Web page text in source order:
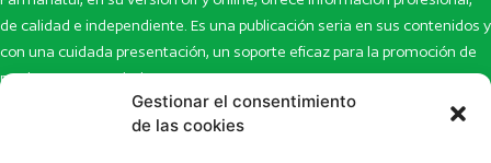
Gestionar el consentimiento
de las cookies
de calidad e independiente. Es una publicación seria en sus contenidos y
con una cuidada presentación, un soporte eficaz para la promoción de
productos y novedades.
Inicio